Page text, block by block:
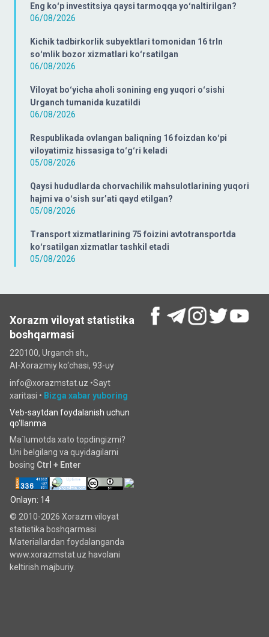
Eng koʻp investitsiya qaysi tarmoqqa yoʻnaltirilgan?
06/08/2026
Kichik tadbirkorlik subyektlari tomonidan 16 trln
soʻmlik bozor xizmatlari koʻrsatilgan
06/08/2026
Viloyat boʻyicha aholi sonining eng yuqori oʻsishi
Urganch tumanida kuzatildi
06/08/2026
Respublikada ovlangan baliqning 16 foizdan koʻpi
viloyatimiz hissasiga toʻgʻri keladi
05/08/2026
Qaysi hududlarda chorvachilik mahsulotlarining yuqori
hajmi va oʻsish surʼati qayd etilgan?
05/08/2026
Transport xizmatlarining 75 foizini avtotransportda
koʻrsatilgan xizmatlar tashkil etadi
05/08/2026
Xorazm viloyat statistika
boshqarmasi
220100, Urganch sh.,
Al-Xorazmiy ko‘chаsi, 93-uy
info@xorazmstat.uz •Sayt
xaritasi • Bizga xabar yuboring
Veb-saytdan foydalanish uchun
qo'llanma
Ma`lumotda xato topdingizmi?
Uni belgilang va quyidagilarni
bosing Ctrl + Enter
Onlayn: 14
© 2010-2026 Xorazm viloyat
statistika boshqarmasi
Materiallardan foydalanganda
www.xorazmstat.uz havolani
keltirish majburiy.